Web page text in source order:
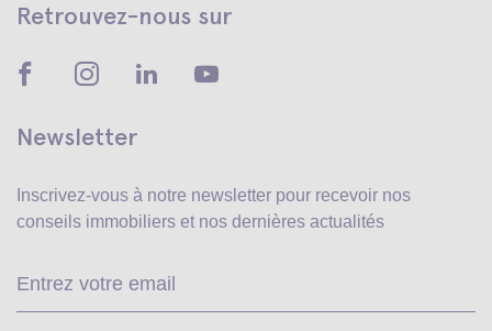
Retrouvez-nous sur
Newsletter
Inscrivez-vous à notre newsletter pour recevoir nos
conseils immobiliers et nos dernières actualités